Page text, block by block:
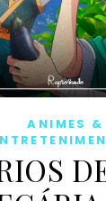
ANIMES &